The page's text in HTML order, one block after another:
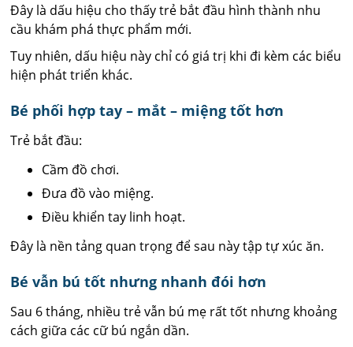
Đây là dấu hiệu cho thấy trẻ bắt đầu hình thành nhu
cầu khám phá thực phẩm mới.
Tuy nhiên, dấu hiệu này chỉ có giá trị khi đi kèm các biểu
hiện phát triển khác.
Bé phối hợp tay – mắt – miệng tốt hơn
Trẻ bắt đầu:
Cầm đồ chơi.
Đưa đồ vào miệng.
Điều khiển tay linh hoạt.
Đây là nền tảng quan trọng để sau này tập tự xúc ăn.
Bé vẫn bú tốt nhưng nhanh đói hơn
Sau 6 tháng, nhiều trẻ vẫn bú mẹ rất tốt nhưng khoảng
cách giữa các cữ bú ngắn dần.